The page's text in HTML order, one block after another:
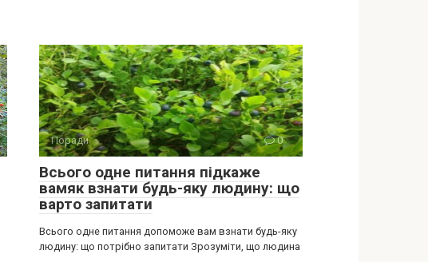
Поради 0
Всього одне питання підкаже
вамяк взнати будь-яку людину: що
варто запитати
Всього одне питання допоможе вам взнати будь-яку
людину: що потрібно запитати Зрозуміти, що людина